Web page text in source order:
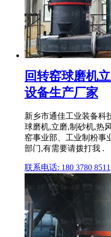
回转窑球磨机
设备生产厂家
新乡市通佳工业装备科
球磨机,立磨,制砂机,热
窑事业部、工业制粉事
部门,有需要请拨打我 .
联系电话: 180 3780 8511